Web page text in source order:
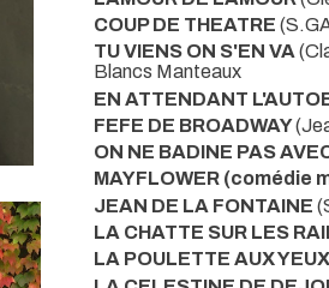
COUP DE THEATRE
TU VIENS ON S'EN VA
Blancs Manteaux
EN ATTENDANT
FEFE DE BROADWAY
ON NE BADINE PAS
MAYFLOWER (comédie
JEAN DE LA FONTAINE
LA CHATTE SUR LES
LA POULETTE AUX